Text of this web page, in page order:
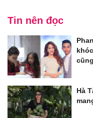
Tin nên đọc
Hà